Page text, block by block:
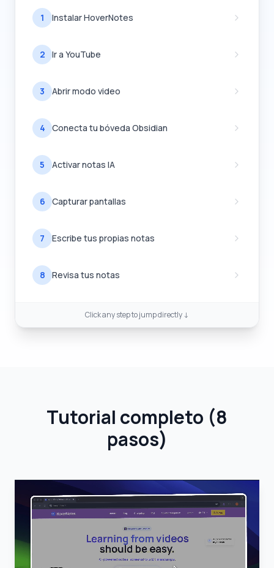
1 Instalar HoverNotes
2 Ir a YouTube
3 Abrir modo video
4 Conecta tu bóveda Obsidian
5 Activar notas IA
6 Capturar pantallas
7 Escribe tus propias notas
8 Revisa tus notas
Click any step to jump directly ↓
Tutorial completo (8
pasos)